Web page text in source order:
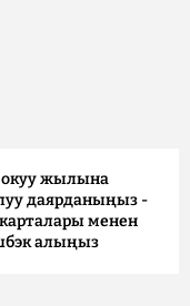
жылына
даярданыңыз -
менен
алыңыз